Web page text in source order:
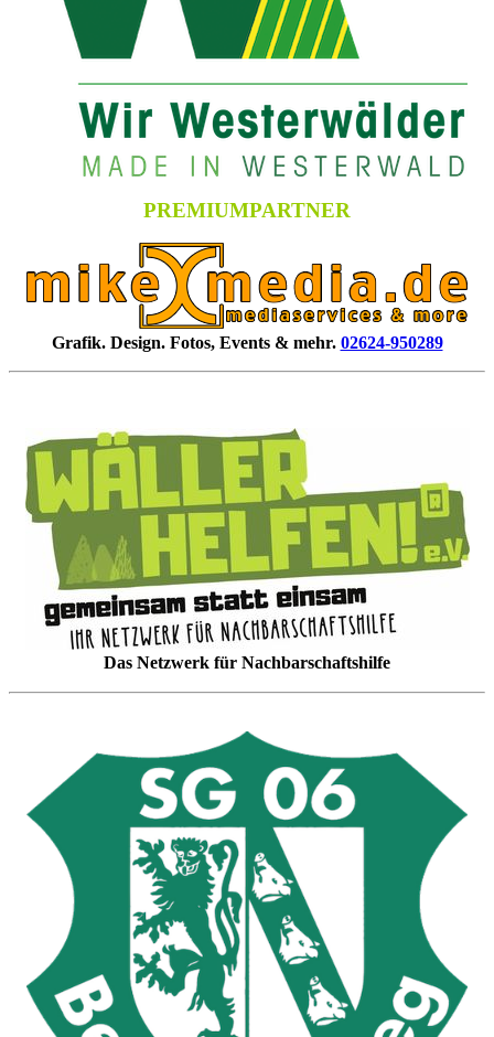
PREMIUMPARTNER
Grafik. Design. Fotos, Events & mehr. 02624-950289
Das Netzwerk für Nachbarschaftshilfe